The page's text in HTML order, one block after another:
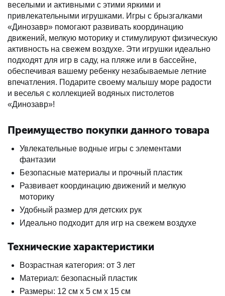
веселыми и активными с этими яркими и
привлекательными игрушками. Игры с брызгалками
«Динозавр» помогают развивать координацию
движений, мелкую моторику и стимулируют физическую
активность на свежем воздухе. Эти игрушки идеально
подходят для игр в саду, на пляже или в бассейне,
обеспечивая вашему ребенку незабываемые летние
впечатления. Подарите своему малышу море радости
и веселья с коллекцией водяных пистолетов
«Динозавр»!
Преимущество покупки данного товара
Увлекательные водные игры с элементами
фантазии
Безопасные материалы и прочный пластик
Развивает координацию движений и мелкую
моторику
Удобный размер для детских рук
Идеально подходит для игр на свежем воздухе
Технические характеристики
Возрастная категория: от 3 лет
Материал: безопасный пластик
Размеры: 12 см х 5 см х 15 см